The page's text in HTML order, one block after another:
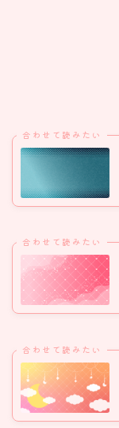
合わせて読みたい
合わせて読みたい
合わせて読みたい